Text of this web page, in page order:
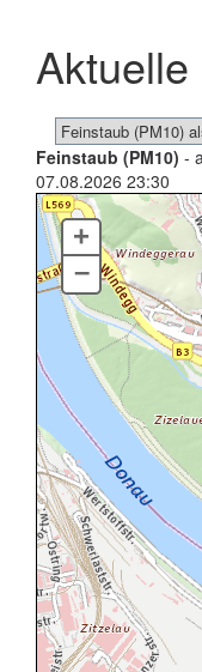
Feinstaub (PM10) -
07.08.2026 23:30
+
–